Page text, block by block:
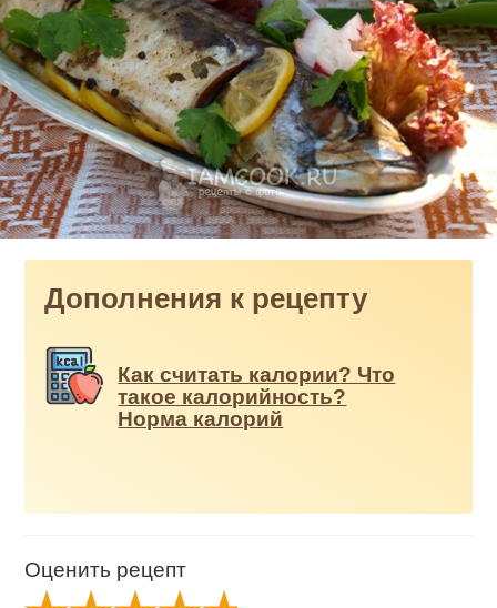
Дополнения к рецепту
Как считать калории? Что
такое калорийность?
Норма калорий
Оценить рецепт